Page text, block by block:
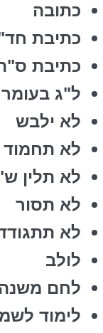
כתובה
כתיבת
כתיבת
ל"ג בעומר
לא ילבש
לא תחמוד
לא תלין
לא תסור
לא
לולב
לחם
לימוד